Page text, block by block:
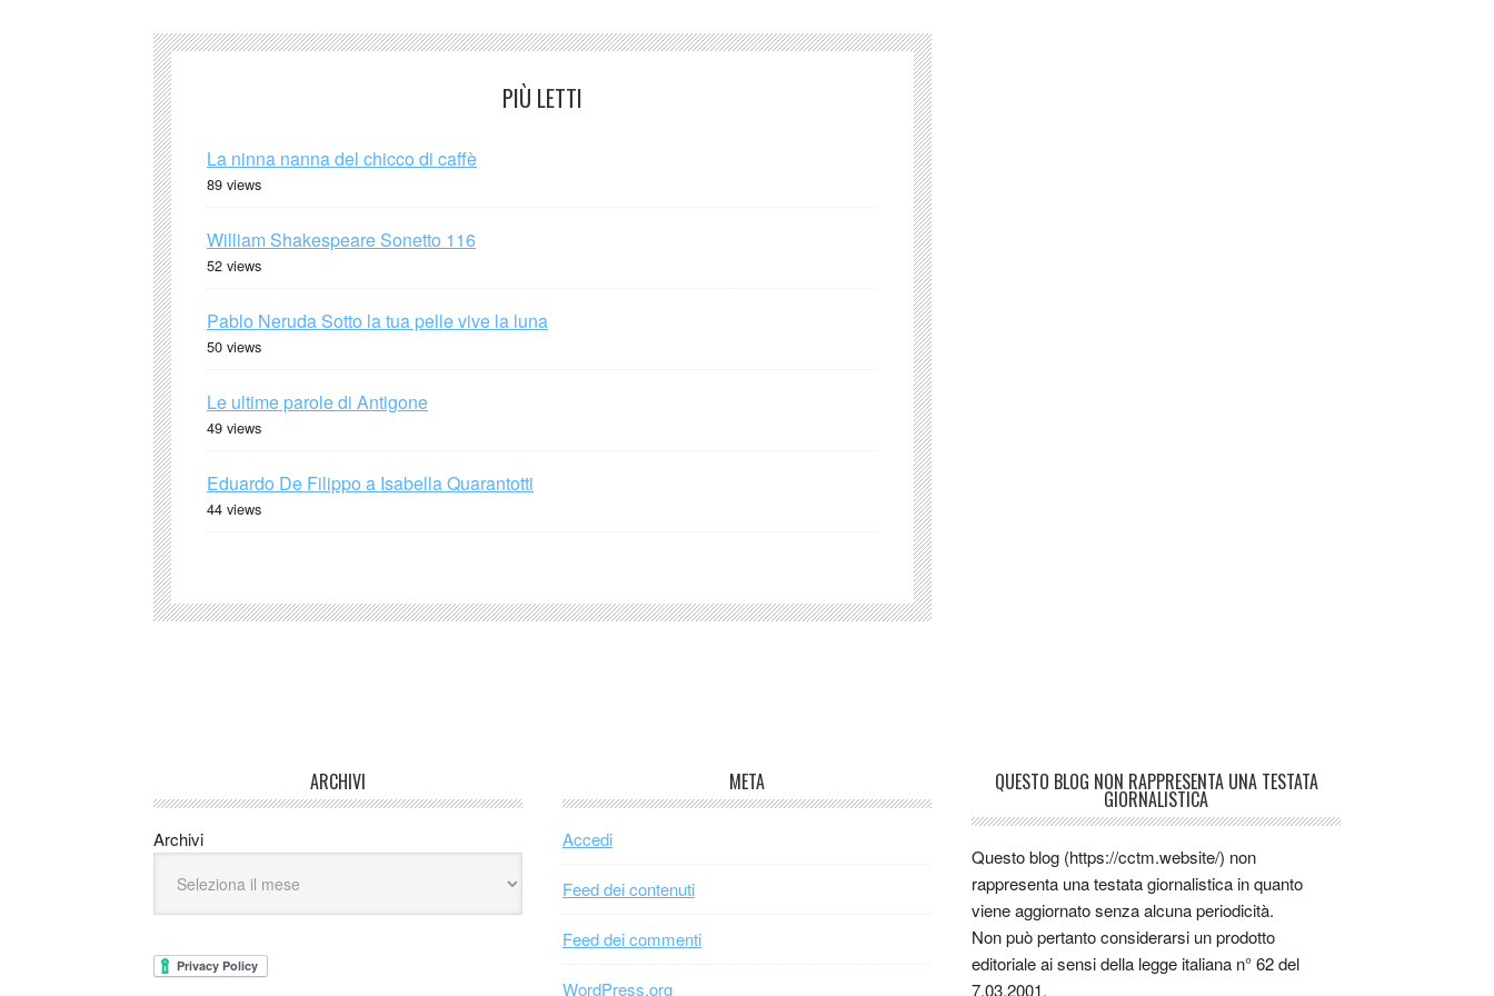
PIÙ LETTI
La ninna nanna del chicco di caffè
89 views
William Shakespeare Sonetto 116
52 views
Pablo Neruda Sotto la tua pelle vive la luna
50 views
Le ultime parole di Antigone
49 views
Eduardo De Filippo a Isabella Quarantotti
44 views
ARCHIVI
Archivi
META
Accedi
Feed dei contenuti
Feed dei commenti
WordPress.org
QUESTO BLOG NON RAPPRESENTA UNA TESTATA
GIORNALISTICA
Questo blog (https://cctm.website/) non
rappresenta una testata giornalistica in quanto
viene aggiornato senza alcuna periodicità.
Non può pertanto considerarsi un prodotto
editoriale ai sensi della legge italiana n° 62 del
7.03.2001.